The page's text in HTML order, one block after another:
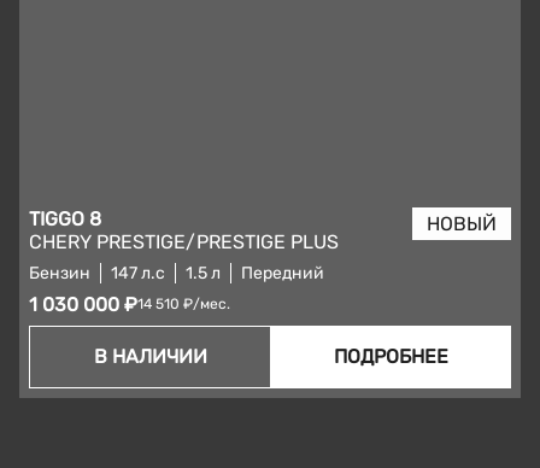
TIGGO 8
CHERY PRESTIGE/PRESTIGE PLUS
Бензин 147 л.с 1.5 л Передний
1 030 000 ₽14 510 ₽/мес.
В НАЛИЧИИ ПОДРОБНЕЕ